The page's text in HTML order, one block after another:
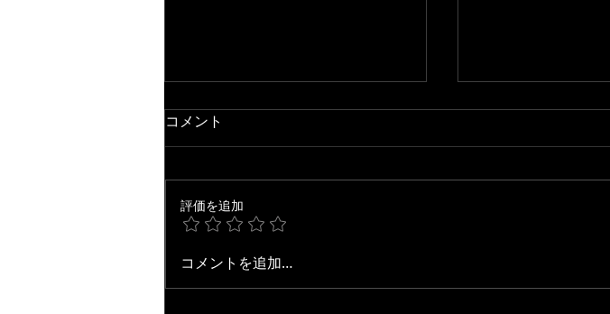
【ジャズ・アドリブ研究】
Jean de Fleur / Grant Green
開始！！
コメント
評価を追加
コメントを追加…